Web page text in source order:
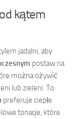
kątem
jadalni, aby
postaw na
można ożywić
lub zieleni. To
preferuje ciepłe
tonacje, które